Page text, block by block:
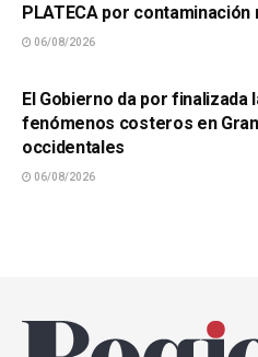
PLATECA por
06/08/2026
El Gobierno da por finalizada
fenómenos costeros en
occidentales
06/08/2026